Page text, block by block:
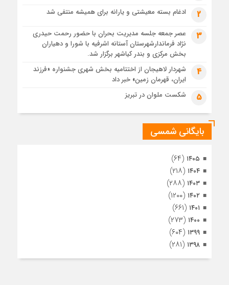
رئوف
تصاویر هوایی مراسم تشییع پیکر مطهر آقای شهید ایران – مشهد
مراسم تشییع پیکر مطهر آقای شهید ایران – مشهد
تصاویری از تراکم جمعیت حاضر در میدان ثورهالعشرین نجف
اشرف
2 ادغام بسته معیشتی و یارانه برای همیشه منتفی شد
3
عصر جمعه جلسه مدیریت بحران با حضور رحمت حیدری
نژاد فرماندارشهرستان آستانه اشرفیه با شورا و دهیاران
بخش مرکزی و بندر کیاشهر برگزار شد.
4
شهردار لاهیجان از اختتامیه بخش شهری جشنواره «فرزند
ایران، قهرمان زمین» خبر داد
5 شکست ملوان در تبریز
بایگانی شمسی
۱۴۰۵ (۶۴)
۱۴۰۴ (۲۱۸)
۱۴۰۳ (۲۸۸)
۱۴۰۲ (۱۲۰۰)
۱۴۰۱ (۶۶۱)
۱۴۰۰ (۲۷۳)
۱۳۹۹ (۶۰۴)
۱۳۹۸ (۲۸۱)